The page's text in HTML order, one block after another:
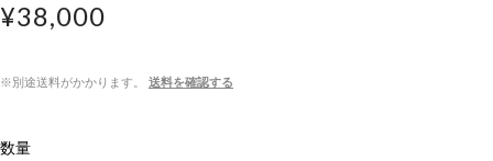
¥38,000
※別途送料がかかります。 送料を確認する
数量